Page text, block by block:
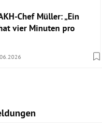
Chef Müller: „Ein
vier Minuten pro